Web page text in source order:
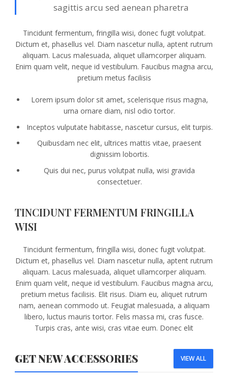
sagittis arcu sed aenean pharetra
Tincidunt fermentum, fringilla wisi, donec fugit volutpat.
Dictum et, phasellus vel. Diam nascetur nulla, aptent rutrum
aliquam. Lacus malesuada, aliquet ullamcorper aliquam.
Enim quam velit, neque id vestibulum. Faucibus magna arcu,
pretium metus facilisis
Lorem ipsum dolor sit amet, scelerisque risus magna,
urna ornare diam, nisl odio tortor.
Inceptos vulputate habitasse, nascetur cursus, elit turpis.
Quibusdam nec elit, ultrices mattis vitae, praesent
dignissim lobortis.
Quis dui nec, purus volutpat nulla, wisi gravida
consectetuer.
TINCIDUNT FERMENTUM FRINGILLA
WISI
Tincidunt fermentum, fringilla wisi, donec fugit volutpat.
Dictum et, phasellus vel. Diam nascetur nulla, aptent rutrum
aliquam. Lacus malesuada, aliquet ullamcorper aliquam.
Enim quam velit, neque id vestibulum. Faucibus magna arcu,
pretium metus facilisis. Elit risus. Diam eu, aliquet rutrum
nam, aenean commodo ut. Feugiat malesuada, a aliquam
libero, luctus mauris tortor. Felis massa mi, cras fusce.
Turpis cras, ante wisi, cras vitae eum. Donec elit
GET NEW ACCESSORIES VIEW ALL